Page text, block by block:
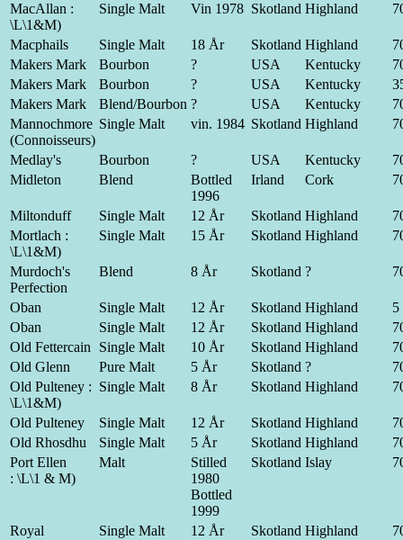
MacAllan :
\L\1&M)
Single Malt Vin 1978 Skotland Highland
Macphails Single Malt 18 År Skotland Highland
Makers Mark
Bourbon ? USA Kentucky
Makers Mark
Bourbon ? USA Kentucky
Makers Mark
Blend/Bourbon ? USA Kentucky
Mannochmore
(Connoisseurs)
Single Malt vin. 1984 Skotland Highland
Medlay's Bourbon ? USA Kentucky
Midleton
Blend
Bottled
1996
Irland Cork
Miltonduff Single Malt 12 År Skotland Highland
Mortlach :
\L\1&M)
Single Malt 15 År Skotland Highland
Murdoch's
Perfection
Blend 8 År Skotland ?
Oban Single Malt 12 År Skotland Highland
5
Oban
Single Malt 12 År Skotland Highland
Old Fettercain
Single Malt 10 År Skotland Highland
Old Glenn
Pure Malt 5 År Skotland ?
Old Pulteney :
\L\1&M)
Single Malt 8 År Skotland Highland
Old Pulteney Single Malt 12 År Skotland Highland
Old Rhosdhu
Single Malt 5 År Skotland Highland
Port Ellen
: \L\1 & M)
Malt
Stilled
1980
Bottled
1999
Skotland Islay
Royal
Single Malt 12 År Skotland Highland